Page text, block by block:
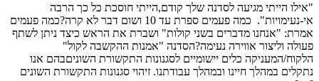
"אילו הייתי מגיעה לסדנה שלך קודם,הייתי חוסכת כל כך הרבה
אי-נעימויות". כמה פעמים ספרת עד 10 ושום דבר לא קרה?כמה פעמים
אמרת: "אנחנו מדברים בשני קולות" ושברת את הראש כיצד ניתן לשתף
פעולה וליצור אווירה נעימה?הסדנה "אמנות ההקשבה לקול"
הלקוח/המעניקה כלים יישומיים לסגנונות התקשורת השוניםבהם אנו
נתקלים במהלך חיינו ובמהלך עבודתנו. זיהוי סגנונות התקשורת השונים